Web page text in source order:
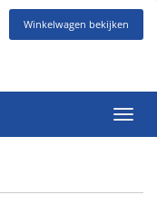
Winkelwagen bekijken